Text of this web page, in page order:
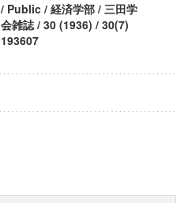
/ Public / 経済学部 / 三田学
会雑誌 / 30 (1936) / 30(7)
193607